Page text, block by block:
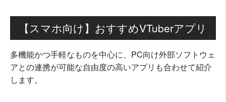
【スマホ向け】おすすめVTuberアプリ
多機能かつ手軽なものを中心に、PC向け外部ソフトウェ
アとの連携が可能な自由度の高いアプリも合わせて紹介
します。